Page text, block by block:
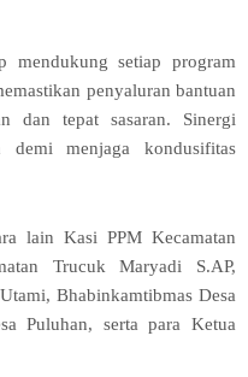
setiap program
penyaluran bantuan
dan tepat sasaran. Sinergi
demi menjaga kondusifitas
lain Kasi PPM Kecamatan
Trucuk Maryadi S.AP,
Bhabinkamtibmas Desa
Puluhan, serta para Ketua